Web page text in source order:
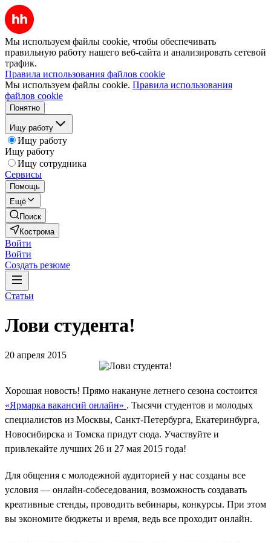
Мы используем файлы cookie, чтобы обеспечивать
правильную работу нашего веб-сайта и анализировать сетевой
трафик.
Правила использования файлов cookie
Мы используем файлы cookie. Правила использования
файлов cookie
Понятно
Ищу работу
Ищу работу
Ищу работу
Ищу сотрудника
Сервисы
Помощь
Ещё
Поиск
Кострома
Войти
Войти
Создать резюме
Статьи
Лови студента!
20 апреля 2015
Хорошая новость! Прямо накануне летнего сезона состоится
«Ярмарка вакансий онлайн» . Тысячи студентов и молодых
специалистов из Москвы, Санкт-Петербурга, Екатеринбурга,
Новосибирска и Томска придут сюда. Участвуйте и
привлекайте лучших 26 и 27 мая 2015 года!
Для общения с молодежной аудиторией у нас созданы все
условия — онлайн-собеседования, возможность создавать
креативные стенды, проводить вебинары, конкурсы. При этом
вы экономите бюджеты и время, ведь все проходит онлайн.